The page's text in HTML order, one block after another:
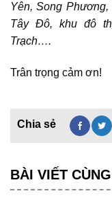
Yên, Song
Tây Đô, khu đô
Trạch….
Trân trọng cảm ơn!
BÀI VIẾT